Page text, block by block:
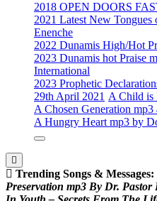
2018 OPEN DOORS
2021 Latest New
Enenche
2022 Dunamis High/Hot
2023 Dunamis hot Praise
International
2023 Prophetic
29th April 2021 A Child is
A Chosen Generation
A Hungry Heart mp3 by
Trending Songs & Messages:
Preservation mp3 By Dr. Pastor